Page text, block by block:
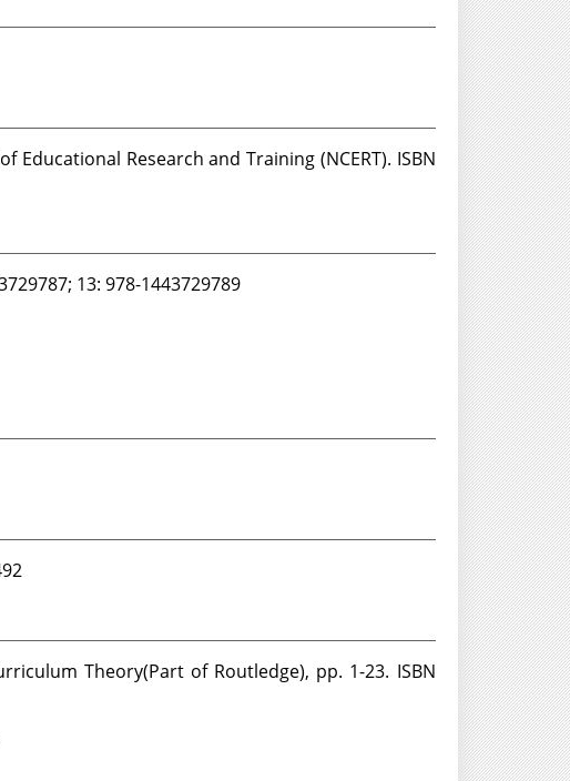
Educational Research and Training (NCERT). ISBN
In: Creative Unity. MacMillan and Co., pp. 183-190. ISBN 10: ‎1443729787; 13‏: ‎978-1443729789
Theory(Part of Routledge), pp. 1-23. ISBN